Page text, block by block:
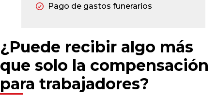
Pago de gastos funerarios
¿Puede recibir algo más
que solo la compensación
para trabajadores?